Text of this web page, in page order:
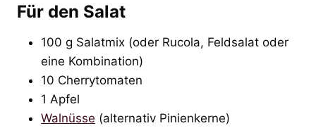
Für den Salat
100 g Salatmix (oder Rucola, Feldsalat oder
eine Kombination)
10 Cherrytomaten
1 Apfel
Walnüsse (alternativ Pinienkerne)